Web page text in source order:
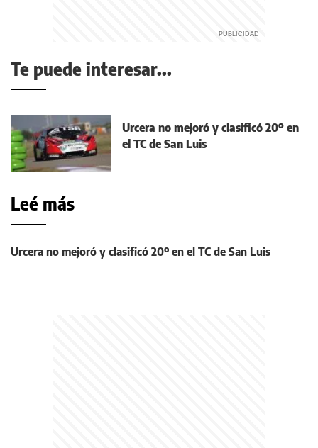
Te puede interesar...
Urcera no mejoró y clasificó 20º en
el TC de San Luis
Leé más
Urcera no mejoró y clasificó 20º en el TC de San Luis